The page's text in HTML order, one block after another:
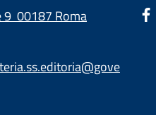
9 00187 Roma